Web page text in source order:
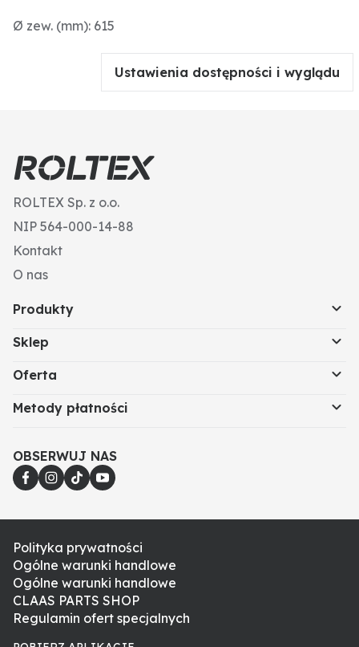
Ø zew. (mm): 615
Ustawienia dostępności i wyglądu
ROLTEX Sp. z o.o.
NIP 564-000-14-88
Kontakt
O nas
Produkty
Sklep
Oferta
Metody płatności
OBSERWUJ NAS
Polityka prywatności
Ogólne warunki handlowe
Ogólne warunki handlowe
CLAAS PARTS SHOP
Regulamin ofert specjalnych